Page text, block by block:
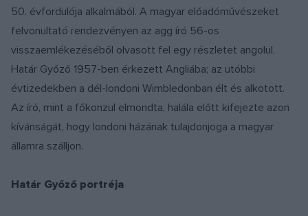
50. évfordulója alkalmából. A magyar előadóművészeket
felvonultató rendezvényen az agg író 56-os
visszaemlékezéséből olvasott fel egy részletet angolul.
Határ Győző 1957-ben érkezett Angliába; az utóbbi
évtizedekben a dél-londoni Wimbledonban élt és alkotott.
Az író, mint a főkonzul elmondta, halála előtt kifejezte azon
kívánságát, hogy londoni házának tulajdonjoga a magyar
államra szálljon.
Határ Győző portréja